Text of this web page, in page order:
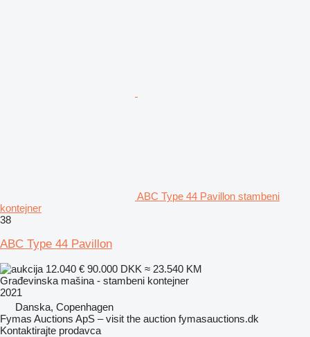
ABC Type 44 Pavillon stambeni
kontejner
38
ABC Type 44 Pavillon
12.040 € 90.000 DKK ≈ 23.540 KM
Građevinska mašina - stambeni kontejner
2021
Danska, Copenhagen
Fymas Auctions ApS – visit the auction fymasauctions.dk
Kontaktirajte prodavca